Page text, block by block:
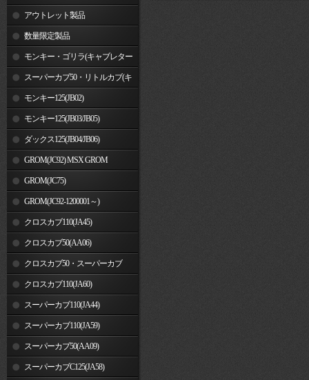
アウトレット製品
数量限定製品
モンキー・ゴリラ(キャブレター
車) スーパーカブ50・リトルカブ(キ
ャブレター車)
モンキー125(JB02)
モンキー125(JB03/JB05)
ダックス125(JB04/JB06)
GROM(JC92) MSX GROM
GROM(JC75)
GROM(JC92-1200001～)
クロスカブ110(JA45)
クロスカブ50(AA06)
クロスカブ50・スーパーカブ
50(AA09)/110(JA44)
クロスカブ110(JA60)
スーパーカブ110(JA44)
スーパーカブ110(JA59)
スーパーカブ50(AA09)
スーパーカブC125(JA58)